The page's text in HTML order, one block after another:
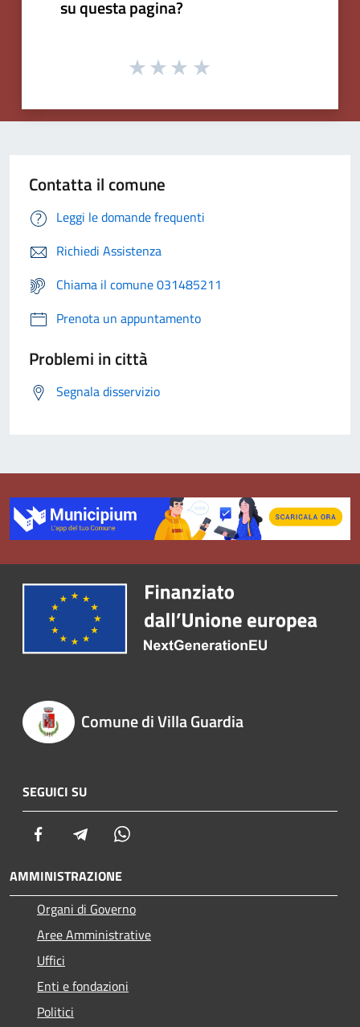
su questa pagina?
Contatta il comune
Leggi le domande frequenti
Richiedi Assistenza
Chiama il comune 031485211
Prenota un appuntamento
Problemi in città
Segnala disservizio
Comune di Villa Guardia
SEGUICI SU
Facebook Telegram
AMMINISTRAZIONE
Organi di Governo
Aree Amministrative
Uffici
Enti e fondazioni
Politici